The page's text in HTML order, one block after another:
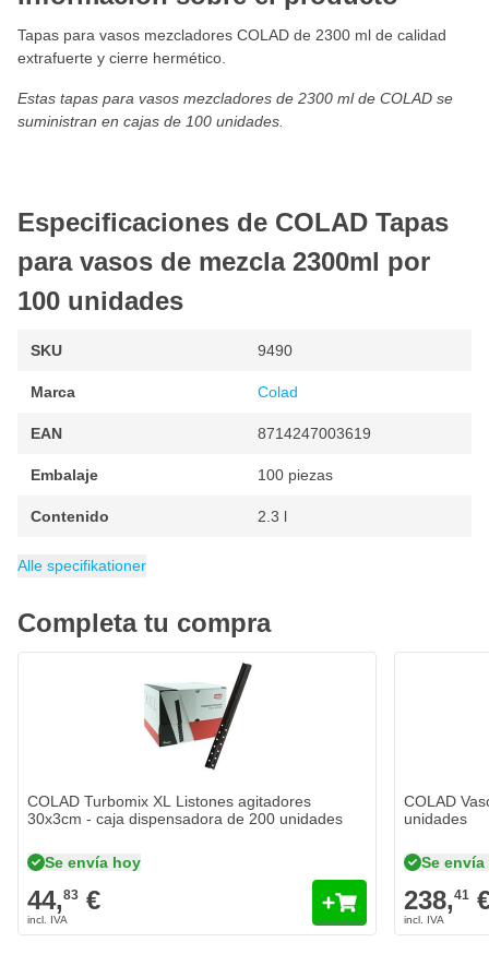
Tapas para vasos mezcladores COLAD de 2300 ml de calidad
extrafuerte y cierre hermético.
Estas tapas para vasos mezcladores de 2300 ml de COLAD se
suministran en cajas de 100 unidades.
Especificaciones de COLAD Tapas
para vasos de mezcla 2300ml por
100 unidades
SKU 9490
Marca Colad
EAN 8714247003619
Embalaje 100 piezas
Contenido 2.3 l
Categoría
Alle specifikationer
Completa tu compra
COLAD Turbomix XL Listones agitadores
30x3cm - caja dispensadora de 200 unidades
Se envía hoy
44,83 €
COLAD
unidades
Se
238,41